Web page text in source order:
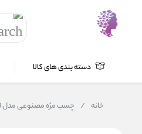
دسته بندی های کالا
خانه / چسب مژه مصنوعی مدل A8 وزن 5 گرم